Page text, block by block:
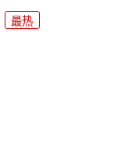
最热